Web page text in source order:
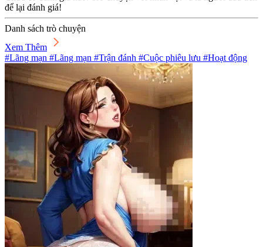
để lại đánh giá!
Danh sách trò chuyện
Xem Thêm
#Lãng mạn #Lãng mạn #Trận đánh #Cuộc phiêu lưu #Hoạt động